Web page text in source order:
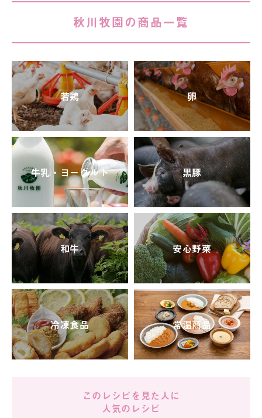
秋川牧園の商品一覧
若鶏 卵
牛乳・ヨーグルト 黒豚
和牛 安心野菜
冷凍食品 常温商品
このレシピを見た人に
人気のレシピ